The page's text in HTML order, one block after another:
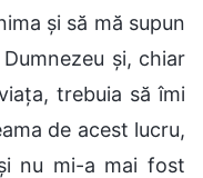
și să mă supun
și, chiar
trebuia să îmi
de acest lucru,
nu mi-a mai fost